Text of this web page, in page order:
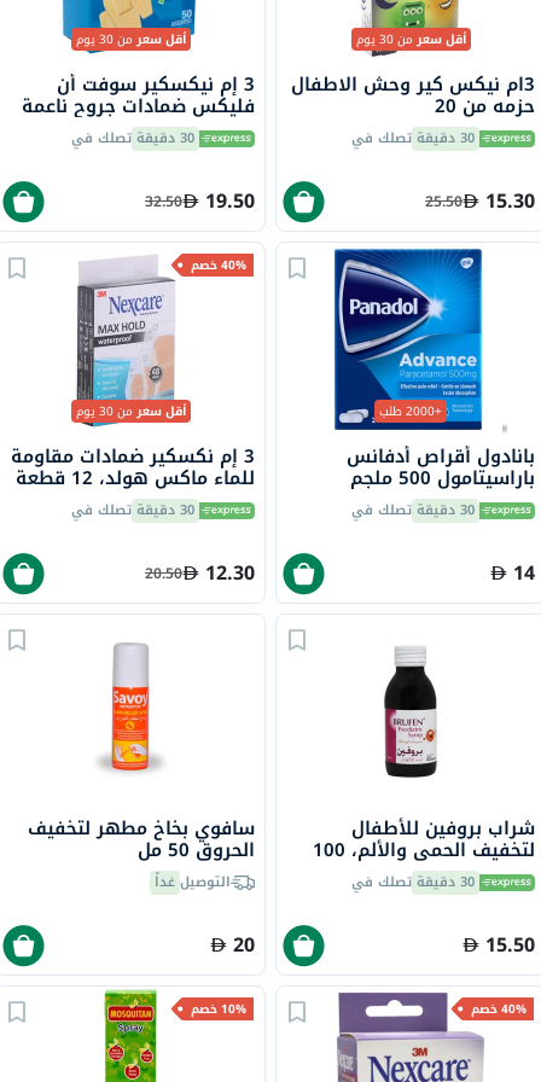
أقل سعرمن 30 يوم
3ام نيكس كير وحش الاطفال
حزمه من 20
30 دقيقة تصلك في
15.30
25.50
أقل سعرمن 30 يوم
3 إم نيكسكير سوفت أن
فليكس ضمادات جروح ناعمة
ومرنة متنوعة، 50 قطعة
30 دقيقة تصلك في
19.50
32.50
+2000 طلب
بانادول أقراص أدفانس
باراسيتامول 500 ملجم
قرص 30 دقيقة تصلك في
14
40% خصم
أقل سعرمن 30 يوم
3 إم نكسكير ضمادات مقاومة
للماء ماكس هولد، 12 قطعة
30 دقيقة تصلك في
12.30
20.50
شراب بروفين للأطفال
لتخفيف الحمى والألم، 100
مل 30 دقيقة تصلك في
15.50
سافوي بخاخ مطهر لتخفيف
الحروق 50 مل
التوصيلغداً
20
40% خصم 10% خصم